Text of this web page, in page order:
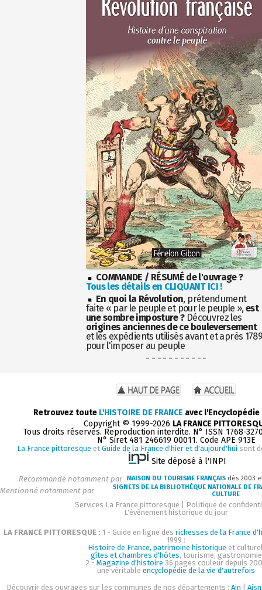
COMMANDE / RÉSUMÉ de l'ouvrage ?
Tous les détails en CLIQUANT ICI !
En quoi la Révolution, prétendument
faite « par le peuple et pour le peuple », est
une sombre imposture ?Découvrez les
origines anciennes de ce bouleversement
et les expédients utilisés avant et après
pour l'imposer au peuple
- - - - - - - - - - -
Retrouvez toute L'HISTOIRE DE FRANCE avec
Copyright © 1999-2026 LA FRANCE
Tous droits réservés. Reproduction interdite. N° ISSN 1768-
N° Siret 481 246619 00011. Code APE 913E
La France pittoresque et Guide de la France d'hier et d'aujourd'hui sont
Site déposé à l'INPI
Recommandé notamment par MAISON DU TOURISME FRANÇAIS dès 2003
Mentionné notamment par
SIGNETS DE LA BIBLIOTHÈQUE NATIONALE DE
CULTURE
Services La France pittoresque
Politique de
L'événement historique du jour
LA FRANCE PITTORESQUE : 1 - Guide en ligne des richesses de la France
1999 :
Histoire de France, patrimoine historique et
gîtes et chambres d'hôtes, tourisme, gastronomie
2 - Magazine d'histoire 36 pages couleur depuis
une véritable encyclopédie de la vie d'autrefois
Découvrir des ouvrages sur les communes de nos départements : Ain